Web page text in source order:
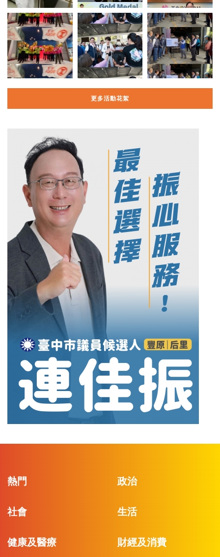
更多活動花絮
熱門 政治
社會 生活
健康及醫療 財經及消費